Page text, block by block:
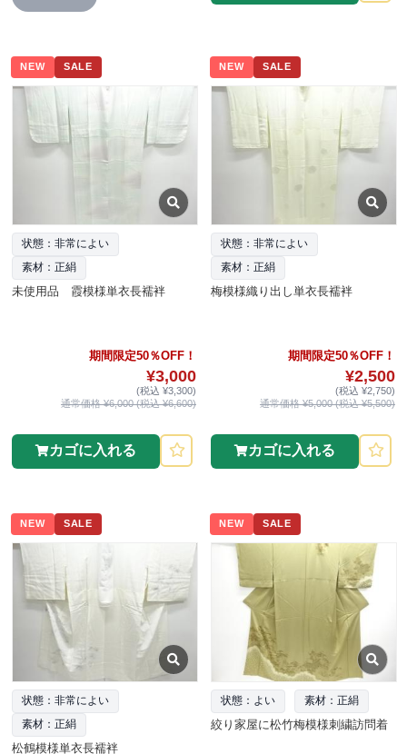
NEW SALE
状態：非常によい
素材：正絹
未使用品 霞模様単衣長襦袢
期間限定50％OFF！
¥3,000
(税込 ¥3,300)
通常価格 ¥6,000 (税込 ¥6,600)
カゴに入れる
NEW SALE
状態：非常によい
素材：正絹
梅模様織り出し単衣長襦袢
期間限定50％OFF！
¥2,500
(税込 ¥2,750)
通常価格 ¥5,000 (税込 ¥5,500)
カゴに入れる
NEW SALE
状態：非常によい
素材：正絹
松鶴模様単衣長襦袢
NEW SALE
状態：よい 素材：正絹
絞り家屋に松竹梅模様刺繍訪問着